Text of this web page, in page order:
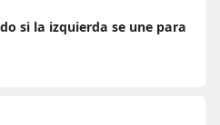
si la izquierda se une para